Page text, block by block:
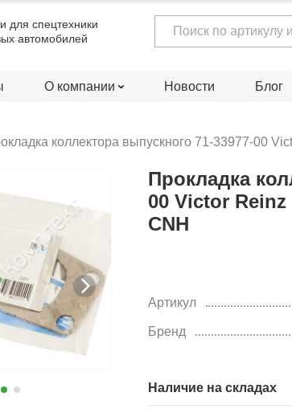
для спецтехники
автомобилей
О компании Новости Блог
коллектора выпускного 71-33977-00
Прокладка
00 Victor Reinz
CNH
Артикул
Бренд
Наличие на складах